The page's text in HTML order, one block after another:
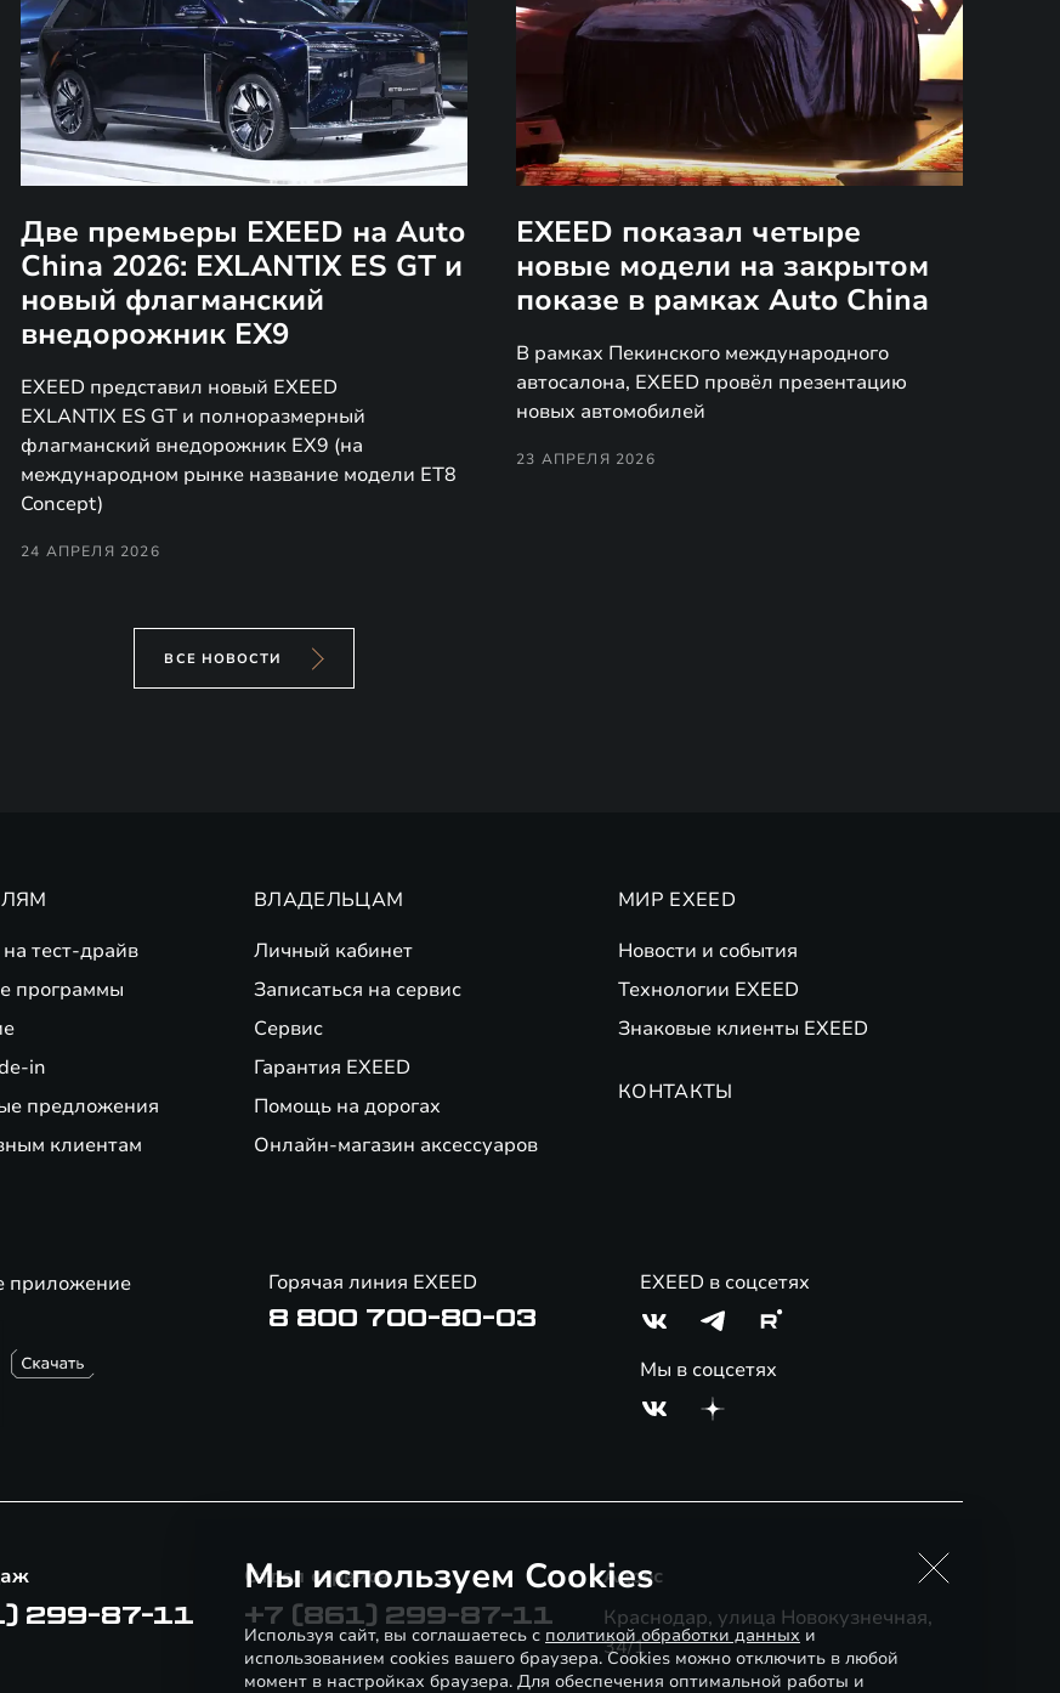
Две премьеры EXEED на Auto
China 2026: EXLANTIX ES GT и
новый флагманский
внедорожник EX9
EXEED представил новый EXEED
EXLANTIX ES GT и полноразмерный
флагманский внедорожник EX9 (на
международном рынке название модели ET8
Concept)
24 АПРЕЛЯ 2026
EXEED показал четыре
новые модели на закрытом
показе в рамках Auto China
В рамках Пекинского международного
автосалона, EXEED провёл презентацию
новых автомобилей
23 АПРЕЛЯ 2026
ВСЕ НОВОСТИ
тест-драйв
программы
in
предложения
клиентам
ВЛАДЕЛЬЦАМ
Личный кабинет
Записаться на сервис
Сервис
Гарантия EXEED
Помощь на дорогах
Онлайн-магазин аксессуаров
МИР EXEED
Новости и события
Технологии EXEED
Знаковые клиенты EXEED
КОНТАКТЫ
приложение Горячая линия EXEED
8 800 700-80-03
EXEED в соцсетях
Мы в соцсетях
299-87-11
Отдел сервиса
+7 (861) 299-87-11
Адрес
Краснодар, улица Новокузнечная,
34/1
Мы используем Cookies
Используя сайт, вы соглашаетесь с политикой обработки данных и
использованием cookies вашего браузера. Cookies можно отключить в любой
момент в настройках браузера. Для обеспечения оптимальной работы и